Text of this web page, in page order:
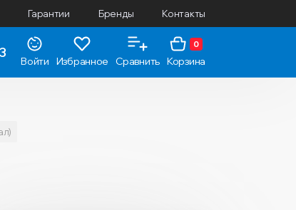
Гарантии Бренды Контакты
Войти Избранное Сравнить
0
Корзина